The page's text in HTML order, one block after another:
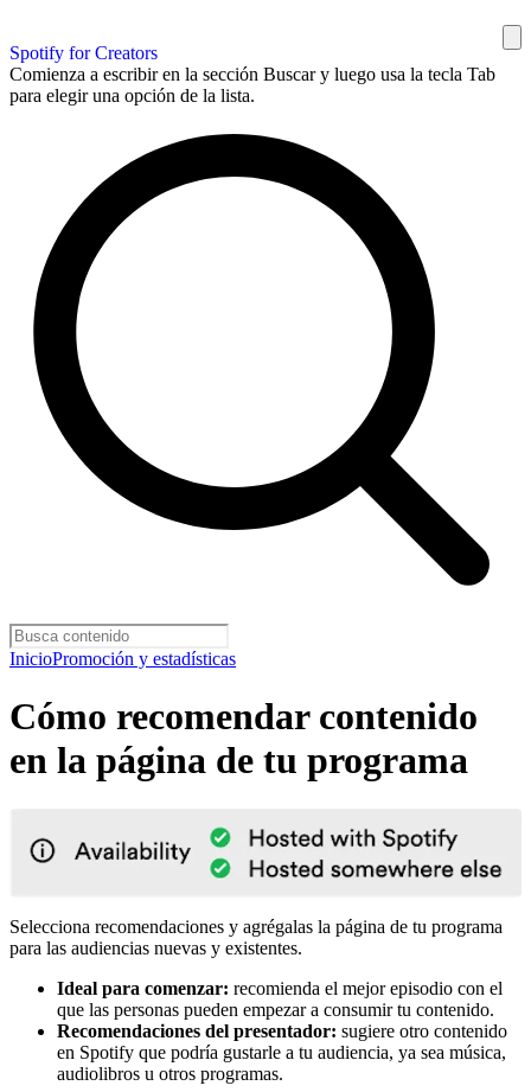
Spotify for Creators
Comienza a escribir en la sección Buscar y luego usa la tecla Tab
para elegir una opción de la lista.
InicioPromoción y estadísticas
Cómo recomendar contenido
en la página de tu programa
Selecciona recomendaciones y agrégalas la página de tu programa
para las audiencias nuevas y existentes.
Ideal para comenzar: recomienda el mejor episodio con el
que las personas pueden empezar a consumir tu contenido.
Recomendaciones del presentador: sugiere otro contenido
en Spotify que podría gustarle a tu audiencia, ya sea música,
audiolibros u otros programas.